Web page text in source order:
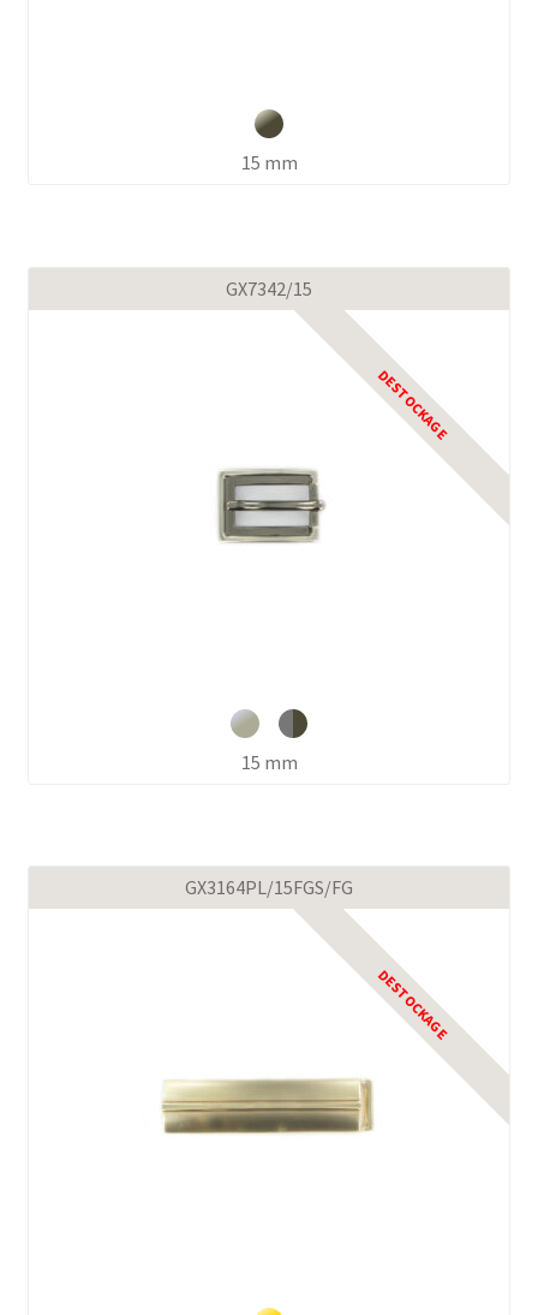
15 mm
GX7342/15
15 mm
GX3164PL/15FGS/FG